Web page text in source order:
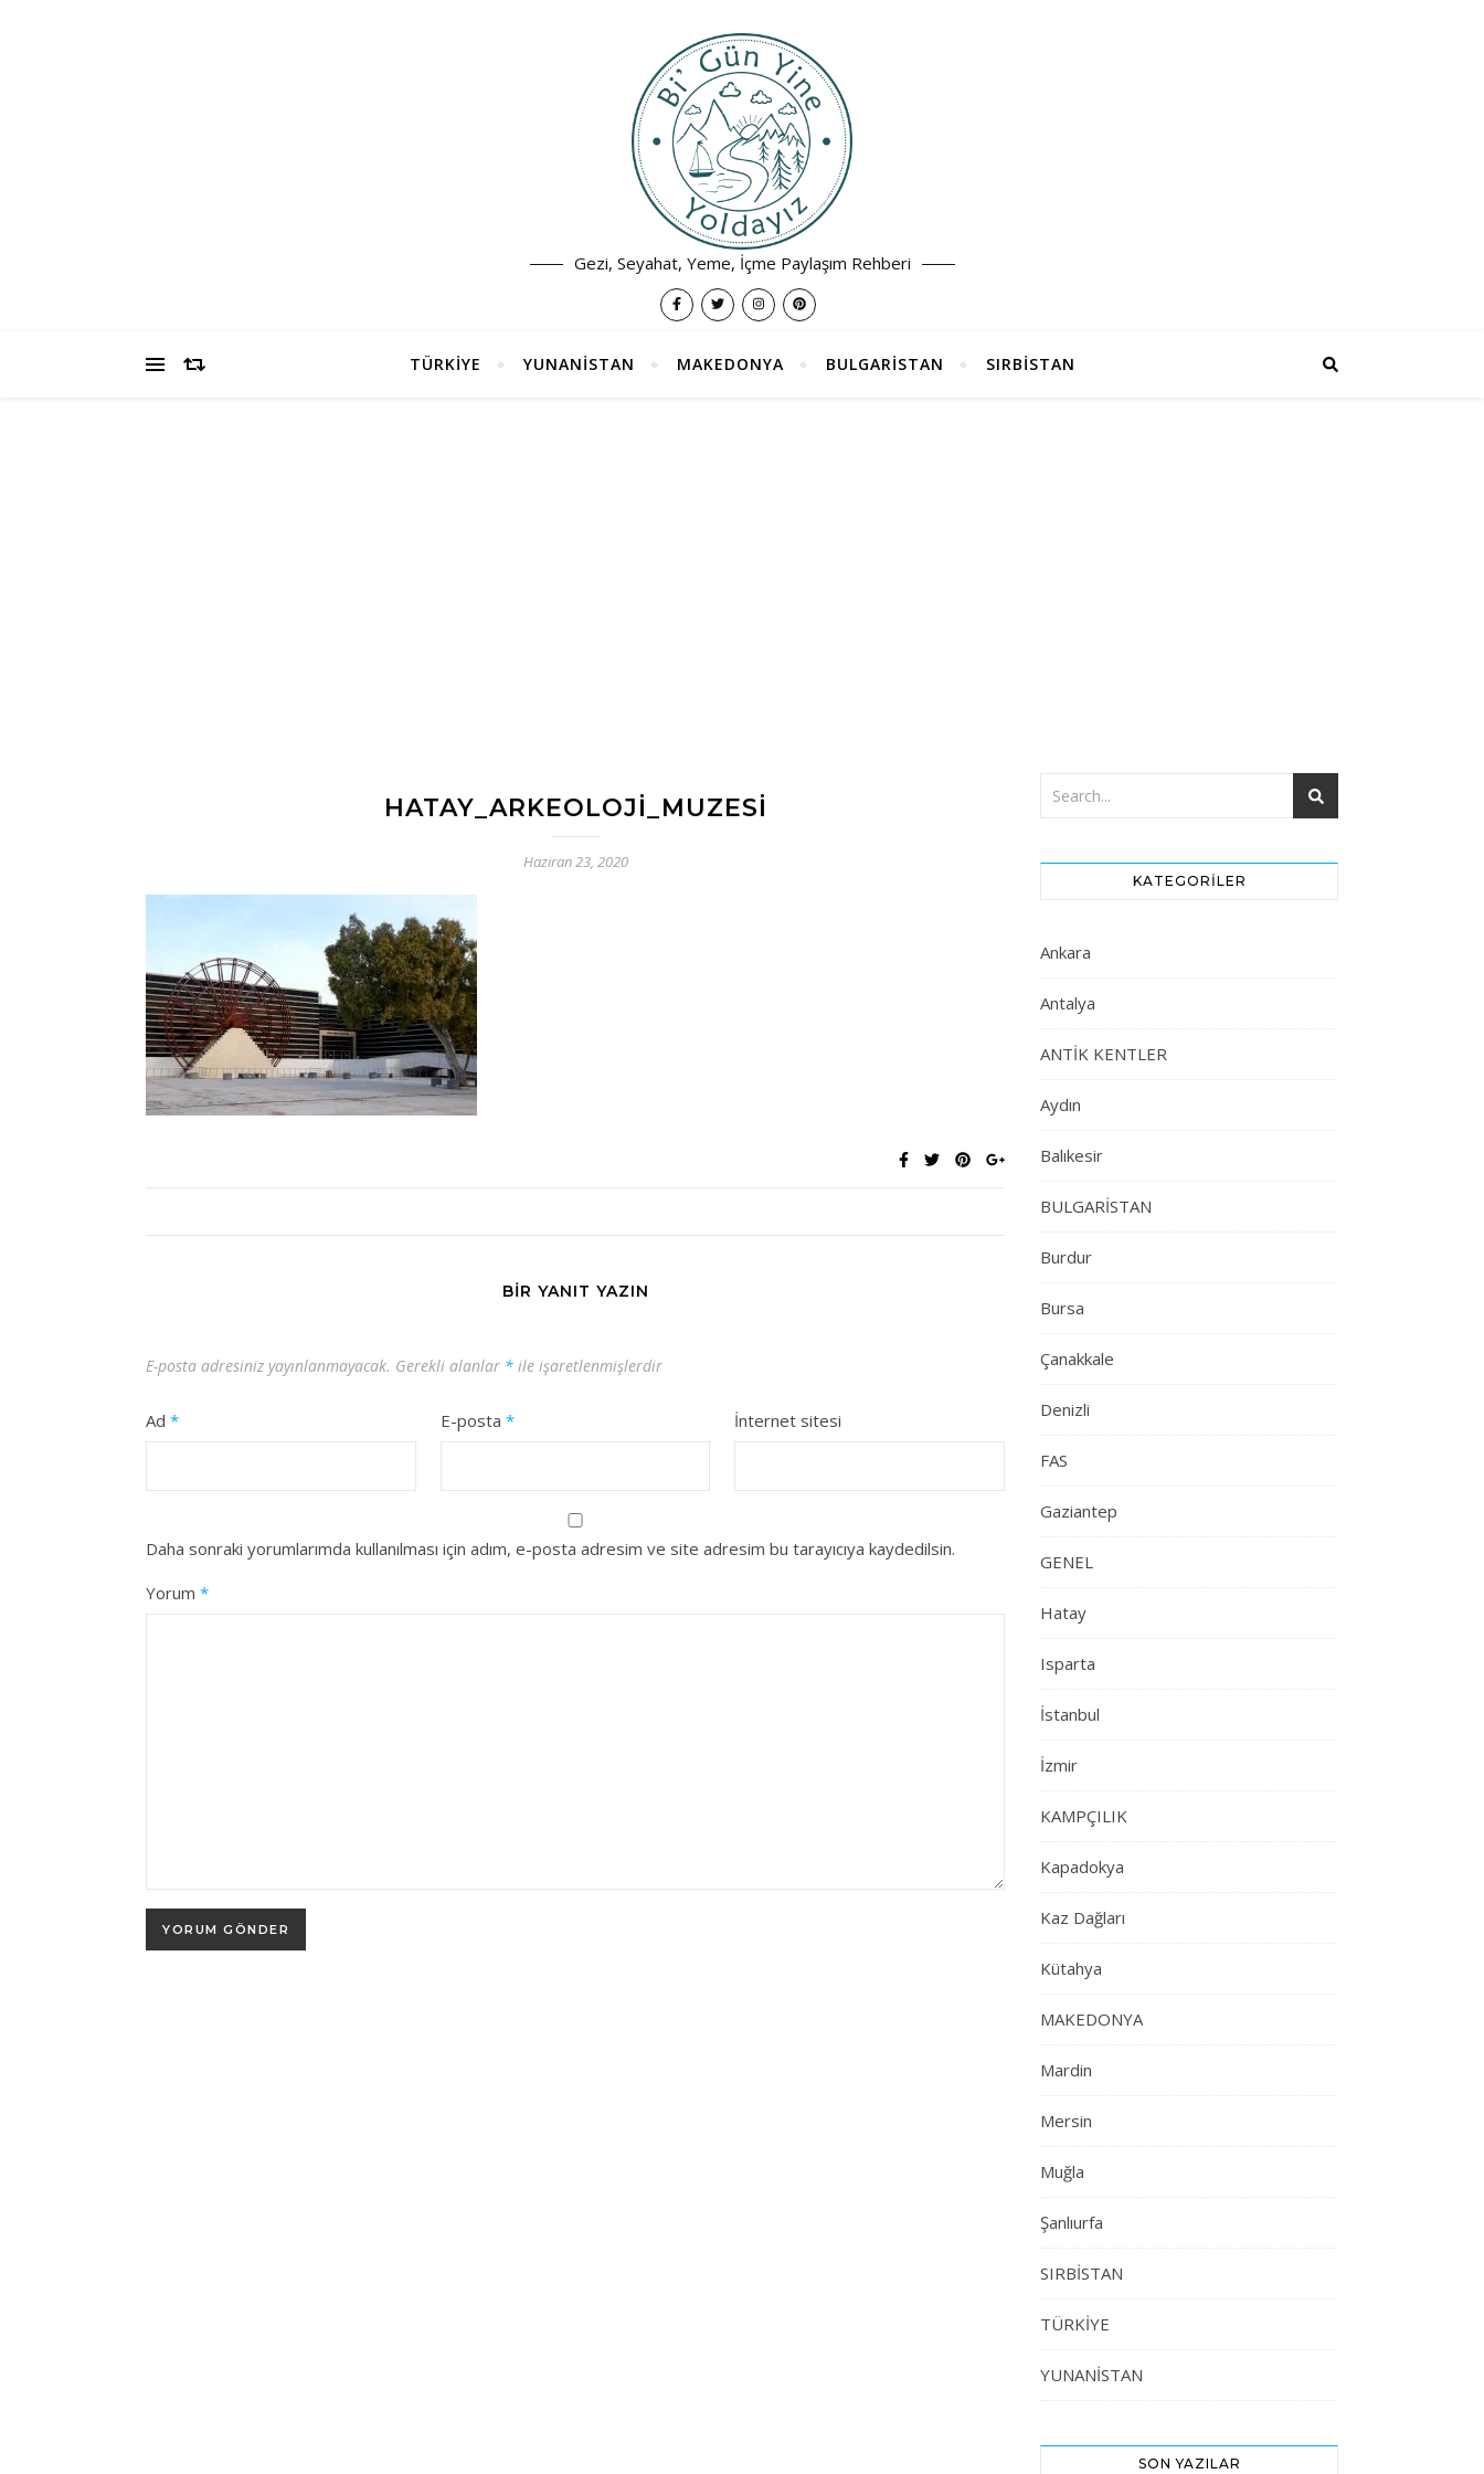
Gezi, Seyahat, Yeme, İçme Paylaşım Rehberi
TÜRKİYE YUNANİSTAN MAKEDONYA BULGARİSTAN SIRBİSTAN
HATAY_ARKEOLOJI_MUZESI
Haziran 23, 2020
BIR YANIT YAZIN
E-posta adresiniz yayınlanmayacak. Gerekli alanlar * ile işaretlenmişlerdir
Ad * E-posta * İnternet sitesi
Daha sonraki yorumlarımda kullanılması için adım, e-posta adresim ve site adresim bu tarayıcıya kaydedilsin.
Yorum *
KATEGORILER
Ankara
Antalya
ANTİK KENTLER
Aydın
Balıkesir
BULGARİSTAN
Burdur
Bursa
Çanakkale
Denizli
FAS
Gaziantep
GENEL
Hatay
Isparta
İstanbul
İzmir
KAMPÇILIK
Kapadokya
Kaz Dağları
Kütahya
MAKEDONYA
Mardin
Mersin
Muğla
Şanlıurfa
SIRBİSTAN
TÜRKİYE
YUNANİSTAN
SON YAZILAR